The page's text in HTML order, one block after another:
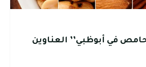
في أبوظبي’’ العناوين